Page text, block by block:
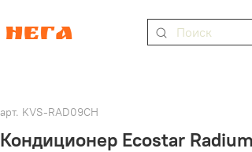
арт. KVS-RAD09CH
Кондиционер Ecostar